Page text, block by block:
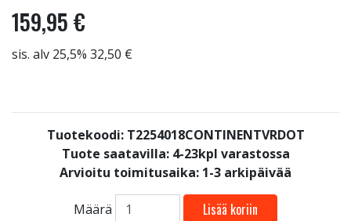
159,95 €
sis. alv 25,5% 32,50 €
Tuotekoodi: T2254018CONTINENTVRDOT
Tuote saatavilla: 4-23kpl varastossa
Arvioitu toimitusaika: 1-3 arkipäivää
Määrä Lisää koriin